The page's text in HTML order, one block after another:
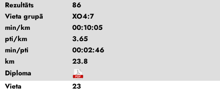
Rezultāts
86
Vieta grupā
XO4:7
min/km
00:10:05
pti/km
3.65
min/pti
00:02:46
km
23.8
Diploma
Vieta
23